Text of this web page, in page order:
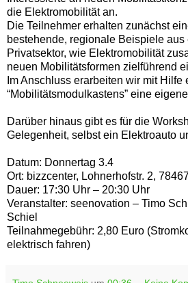
die Elektromobilität an.
Die Teilnehmer erhalten zunächst
bestehende, regionale Beispiele aus
Privatsektor, wie Elektromobilität
neuen Mobilitätsformen zielführend
Im Anschluss erarbeiten wir mit Hilfe
“Mobilitätsmodulkastens” eine
Darüber hinaus gibt es für die
Gelegenheit, selbst ein Elektroauto
Datum: Donnertag 3.4
Ort: bizzcenter, Lohnerhofstr. 2,
Dauer: 17:30 Uhr – 20:30 Uhr
Veranstalter: seenovation – Timo
Schiel
Teilnahmegebühr: 2,80 Euro
elektrisch fahren)